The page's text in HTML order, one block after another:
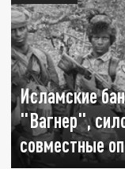
Исламские
"Вагнер",
совместные